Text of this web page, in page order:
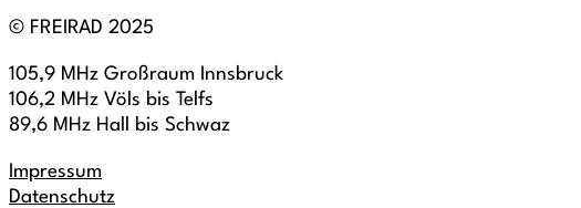
© FREIRAD 2025
105,9 MHz Großraum Innsbruck
106,2 MHz Völs bis Telfs
89,6 MHz Hall bis Schwaz
Impressum
Datenschutz